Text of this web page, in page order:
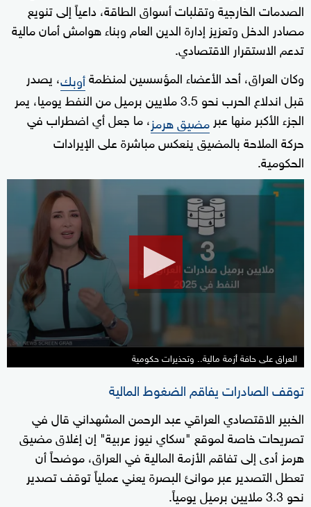
الصدمات الخارجية وتقلبات أسواق الطاقة، داعياً إلى تنويع
مصادر الدخل وتعزيز إدارة الدين العام وبناء هوامش أمان مالية
تدعم الاستقرار الاقتصادي.
وكان العراق، أحد الأعضاء المؤسسين لمنظمةأوبك، يصدر
قبل اندلاع الحرب نحو 3.5 ملايين برميل من النفط يوميا، يمر
الجزء الأكبر منها عبر مضيق هرمز، ما جعل أي اضطراب في
حركة الملاحة بالمضيق ينعكس مباشرة على الإيرادات
الحكومية.
seconds
minute,
seconds
العراق على حافة أزمة مالية.. وتحذيرات حكومية
توقف الصادرات يفاقم الضغوط المالية
الخبير الاقتصادي العراقي عبد الرحمن المشهداني قال في
تصريحات خاصة لموقع "سكاي نيوز عربية" إن إغلاق مضيق
هرمز أدى إلى تفاقم الأزمة المالية في العراق، موضحاً أن
تعطل التصدير عبر موانئ البصرة يعني عملياً توقف تصدير
نحو 3.3 ملايين برميل يومياً.